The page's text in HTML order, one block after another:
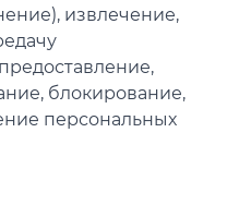
извлечение,
блокирование,
персональных